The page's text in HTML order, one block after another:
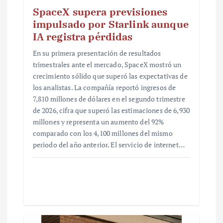
SpaceX supera previsiones
impulsado por Starlink aunque
IA registra pérdidas
En su primera presentación de resultados
trimestrales ante el mercado, SpaceX mostró un
crecimiento sólido que superó las expectativas de
los analistas. La compañía reportó ingresos de
7,810 millones de dólares en el segundo trimestre
de 2026, cifra que superó las estimaciones de 6,930
millones y representa un aumento del 92%
comparado con los 4,100 millones del mismo
periodo del año anterior. El servicio de internet…